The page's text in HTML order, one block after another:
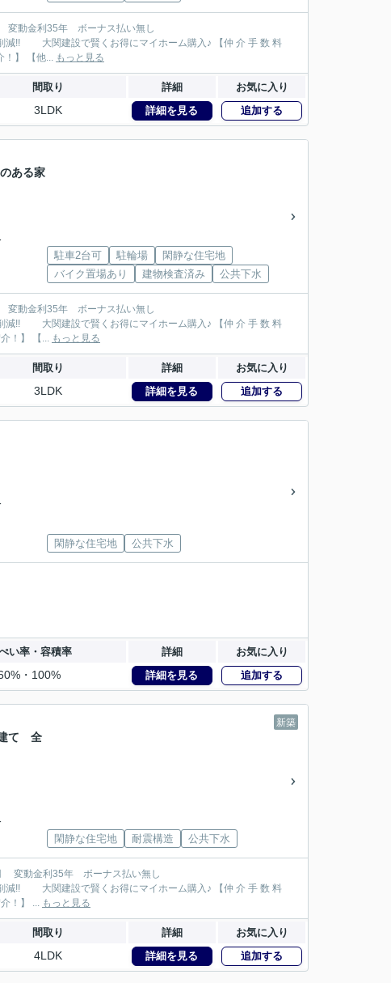
95万円が大関建設では無 料！】 【本物件以外でも仲 介 手 数 料 無 料０円でご紹介！】 【他... もっと見る
間取り 詳細 お気に入り
3LDK 詳細を見る 追加する
ある家
駐車2台可 駐輪場
閑静な住宅地
バイク置場あり
建物検査済み 公共下水
100万円が大関建設では無 料！】 【本物件以外でも仲 介 手 数 料 無 料０円でご紹介！】 【... もっと見る
間取り 詳細 お気に入り
3LDK 詳細を見る 追加する
閑静な住宅地 公共下水
い率・容積率 詳細 お気に入り
・100% 詳細を見る 追加する
新築
て 全
閑静な住宅地 耐震構造 公共下水
158万円が大関建設では無 料！】 【本物件以外でも仲 介 手 数 料 無 料０円でご紹介！】 ... もっと見る
間取り 詳細 お気に入り
4LDK 詳細を見る 追加する